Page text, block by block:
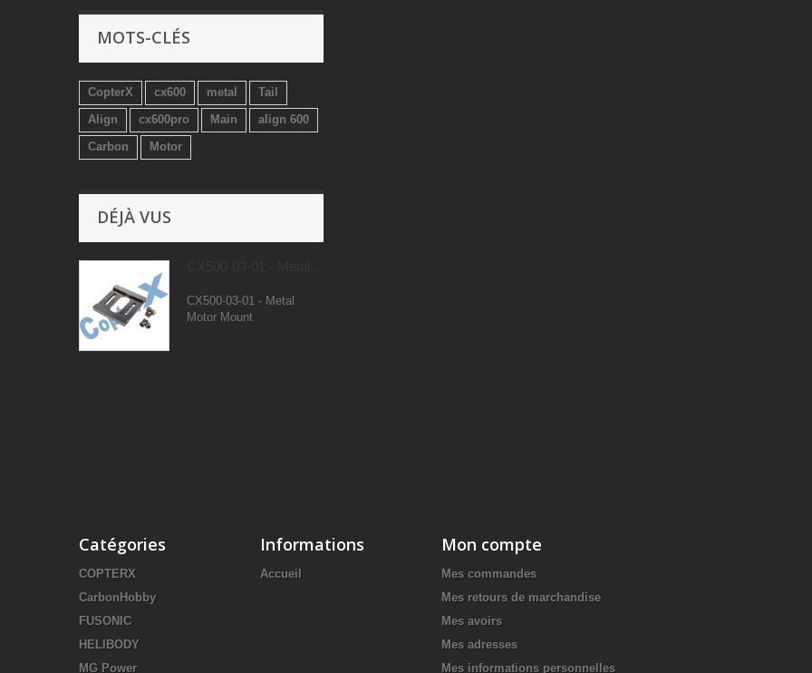
MOTS-CLÉS
CopterX cx600 metal
Tail
Align
cx600pro Main
align 600
Carbon
Motor
DÉJÀ VUS
CX500-03-01 - Metal
Motor Mount
Catégories
COPTERX
CarbonHobby
FUSONIC
HELIBODY
MG Power
Informations
Accueil
Mon compte
Mes commandes
Mes retours de marchandise
Mes avoirs
Mes adresses
Mes informations personnelles